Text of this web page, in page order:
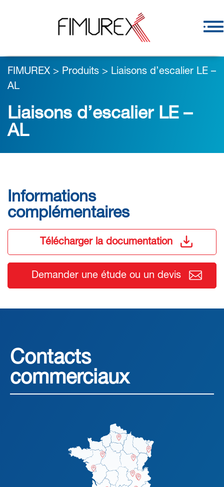
FIMUREX > Produits > Liaisons d’escalier LE –
AL
Liaisons d’escalier LE –
AL
Informations
complémentaires
Télécharger la documentation
Demander une étude ou un devis
Contacts
commerciaux